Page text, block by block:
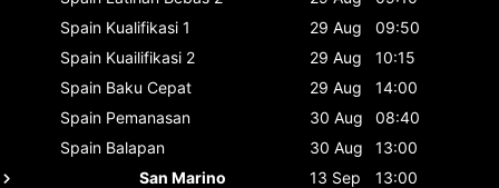
Spain Kualifikasi 1 29 Aug
09:50
Spain Kuailifikasi 2 29 Aug
10:15
Spain Baku Cepat 29 Aug
14:00
Spain Pemanasan 30 Aug
08:40
Spain Balapan 30 Aug
13:00
San Marino
13 Sep
13:00